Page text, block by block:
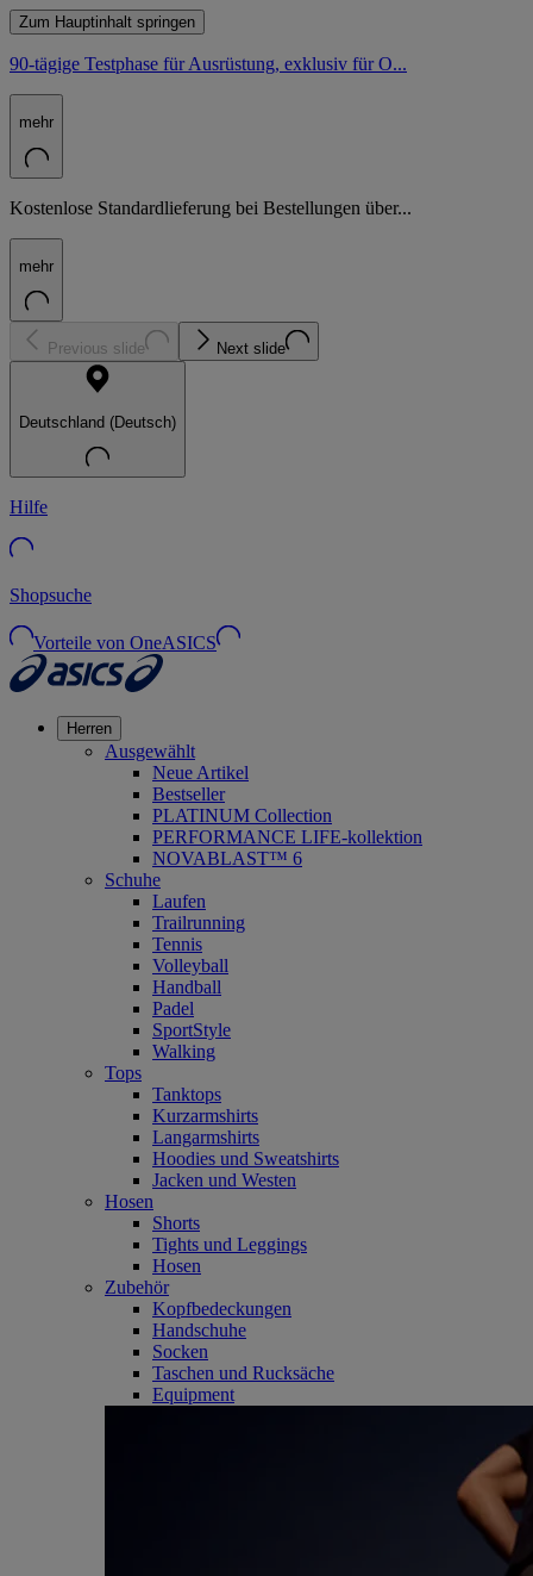
Zum Hauptinhalt springen
90-tägige Testphase für Ausrüstung, exklusiv für O...
mehr
Kostenlose Standardlieferung bei Bestellungen über...
mehr
Previous slide Next slide
Deutschland (Deutsch)
Hilfe
Shopsuche
Vorteile von OneASICS
Herren
Ausgewählt
Neue Artikel
Bestseller
PLATINUM Collection
PERFORMANCE LIFE-kollektion
NOVABLAST™ 6
Schuhe
Laufen
Trailrunning
Tennis
Volleyball
Handball
Padel
SportStyle
Walking
Tops
Tanktops
Kurzarmshirts
Langarmshirts
Hoodies und Sweatshirts
Jacken und Westen
Hosen
Shorts
Tights und Leggings
Hosen
Zubehör
Kopfbedeckungen
Handschuhe
Socken
Taschen und Rucksäche
Equipment